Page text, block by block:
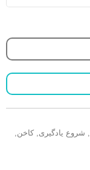
شروع یادگیری کاخن